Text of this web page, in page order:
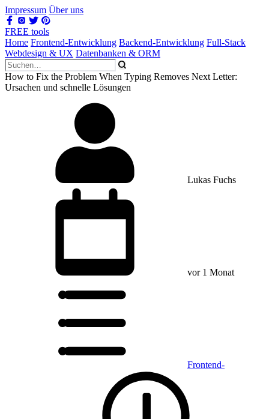
Impressum Über uns
FREE tools
Home Frontend-Entwicklung Backend-Entwicklung Full-Stack
Webdesign & UX Datenbanken & ORM
How to Fix the Problem When Typing Removes Next Letter:
Ursachen und schnelle Lösungen
Lukas Fuchs
vor 1 Monat
Frontend-